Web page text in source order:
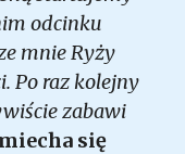
odcinku
mnie Ryży
Po raz kolejny
zabawi
się